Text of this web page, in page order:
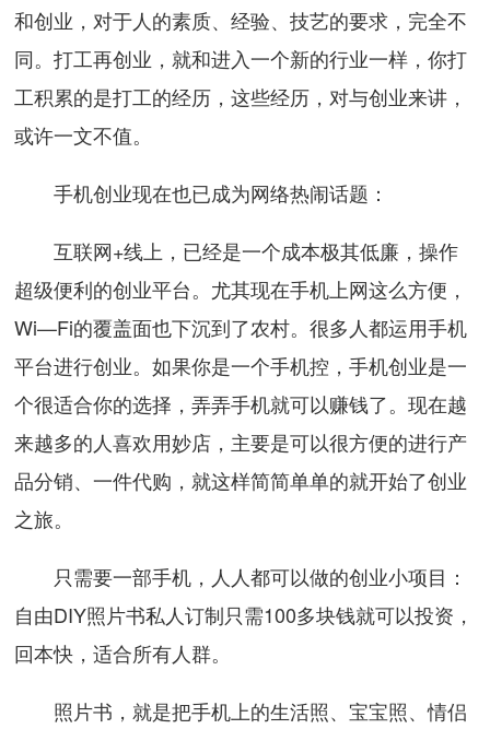
和创业，对于人的素质、经验、技艺的要求，完全不
同。打工再创业，就和进入一个新的行业一样，你打
工积累的是打工的经历，这些经历，对与创业来讲，
或许一文不值。
手机创业现在也已成为网络热闹话题：
互联网+线上，已经是一个成本极其低廉，操作
超级便利的创业平台。尤其现在手机上网这么方便，
Wi—Fi的覆盖面也下沉到了农村。很多人都运用手机
平台进行创业。如果你是一个手机控，手机创业是一
个很适合你的选择，弄弄手机就可以赚钱了。现在越
来越多的人喜欢用妙店，主要是可以很方便的进行产
品分销、一件代购，就这样简简单单的就开始了创业
之旅。
只需要一部手机，人人都可以做的创业小项目：
自由DIY照片书私人订制只需100多块钱就可以投资，
回本快，适合所有人群。
照片书，就是把手机上的生活照、宝宝照、情侣